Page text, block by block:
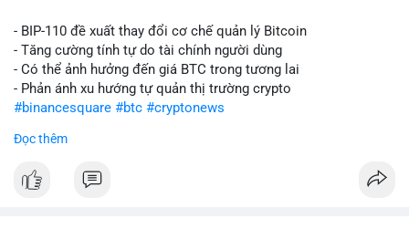
- BIP-110 đề xuất thay đổi cơ chế quản lý Bitcoin
- Tăng cường tính tự do tài chính người dùng
- Có thể ảnh hưởng đến giá BTC trong tương lai
- Phản ánh xu hướng tự quản thị trường crypto
#binancesquare #btc #cryptonews
$btc
#vlikevn #titanbot
Đọc thêm